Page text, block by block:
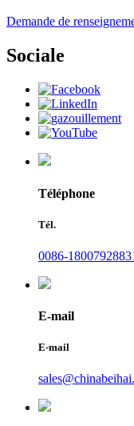
Demande de
Sociale
Téléphone
Tél.
0086-
E-mail
E-mail